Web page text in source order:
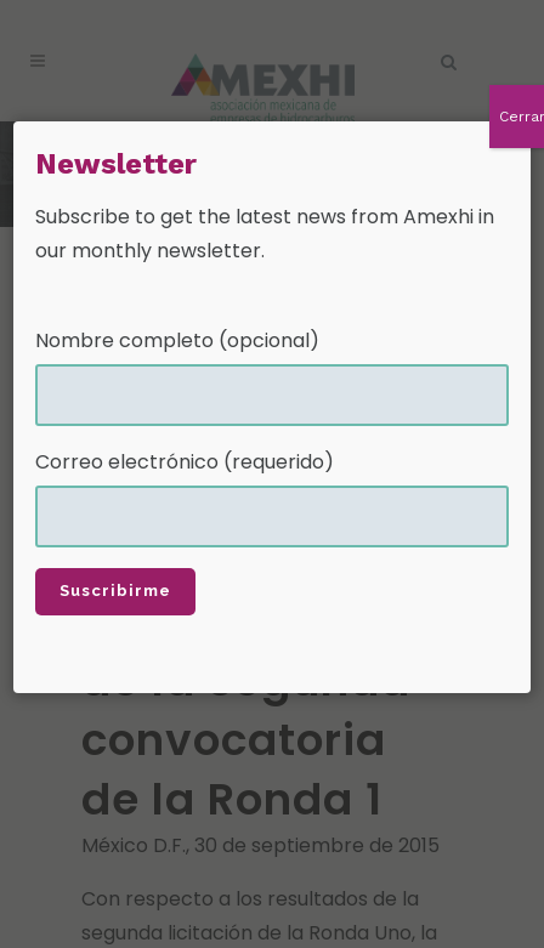
Posición de AMEXHI ante los
resultados de la segunda
30 SepPosición
de AMEXHI ante
los resultados
de la segunda
convocatoria
de la Ronda 1
México D.F., 30 de septiembre de 2015
Con respecto a los resultados de la
segunda licitación de la Ronda Uno, la
Newsletter
Subscribe to get the latest news from Amexhi in
our monthly newsletter.
Nombre completo (opcional)
Correo electrónico (requerido)
Cerrar